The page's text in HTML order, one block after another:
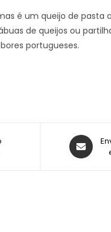
é um queijo de
de queijos ou
portugueses.